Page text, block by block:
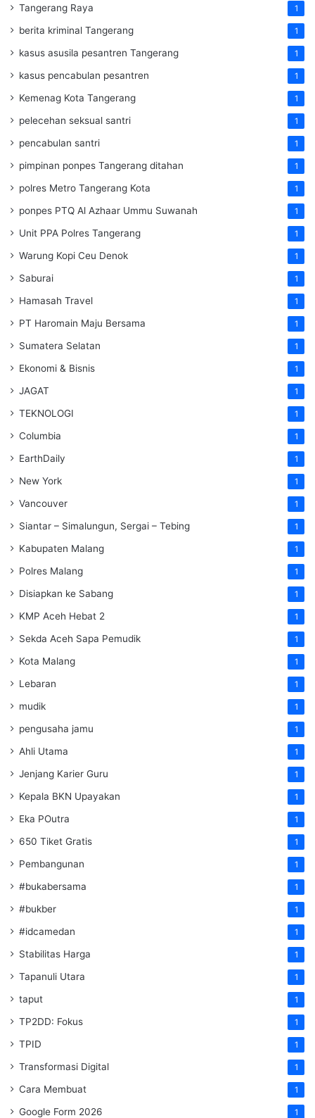
Tangerang Raya 1
berita kriminal Tangerang 1
kasus asusila pesantren Tangerang 1
kasus pencabulan pesantren 1
Kemenag Kota Tangerang 1
pelecehan seksual santri 1
pencabulan santri 1
pimpinan ponpes Tangerang ditahan 1
polres Metro Tangerang Kota 1
ponpes PTQ Al Azhaar Ummu Suwanah 1
Unit PPA Polres Tangerang 1
Warung Kopi Ceu Denok 1
Saburai 1
Hamasah Travel 1
PT Haromain Maju Bersama 1
Sumatera Selatan 1
Ekonomi & Bisnis 1
JAGAT 1
TEKNOLOGI 1
Columbia 1
EarthDaily 1
New York 1
Vancouver 1
Siantar – Simalungun, Sergai – Tebing 1
Kabupaten Malang 1
Polres Malang 1
Disiapkan ke Sabang 1
KMP Aceh Hebat 2 1
Sekda Aceh Sapa Pemudik 1
Kota Malang 1
Lebaran 1
mudik 1
pengusaha jamu 1
Ahli Utama 1
Jenjang Karier Guru 1
Kepala BKN Upayakan 1
Eka POutra 1
650 Tiket Gratis 1
Pembangunan 1
#bukabersama 1
#bukber 1
#idcamedan 1
Stabilitas Harga 1
Tapanuli Utara 1
taput 1
TP2DD: Fokus 1
TPID 1
Transformasi Digital 1
Cara Membuat 1
Google Form 2026 1